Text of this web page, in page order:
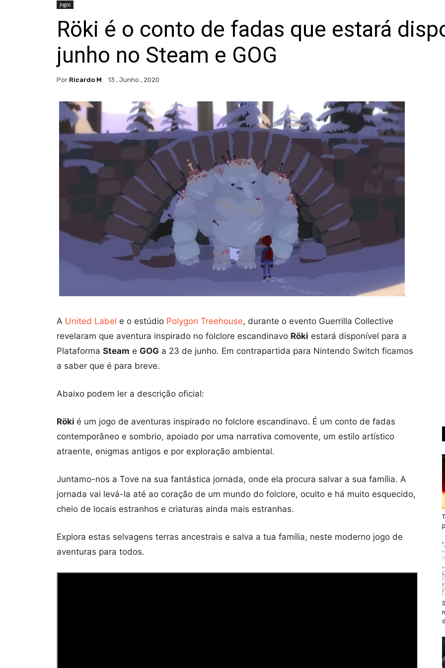
Jogos
Röki é o conto de fadas que estará
junho no Steam e GOG
Por Ricardo M 13 , Junho , 2020
A United Label e o estúdio Polygon Treehouse, durante o evento Guerrilla Collective
revelaram que aventura inspirado no folclore escandinavo Röki estará disponível para a
Plataforma Steam e GOG a 23 de junho. Em contrapartida para Nintendo Switch ficamos
a saber que é para breve.
Abaixo podem ler a descrição oficial:
Röki é um jogo de aventuras inspirado no folclore escandinavo. É um conto de fadas
contemporâneo e sombrio, apoiado por uma narrativa comovente, um estilo artístico
atraente, enigmas antigos e por exploração ambiental.
Juntamo-nos a Tove na sua fantástica jornada, onde ela procura salvar a sua família. A
jornada vai levá-la até ao coração de um mundo do folclore, oculto e há muito esquecido,
cheio de locais estranhos e criaturas ainda mais estranhas.
Explora estas selvagens terras ancestrais e salva a tua família, neste moderno jogo de
aventuras para todos.